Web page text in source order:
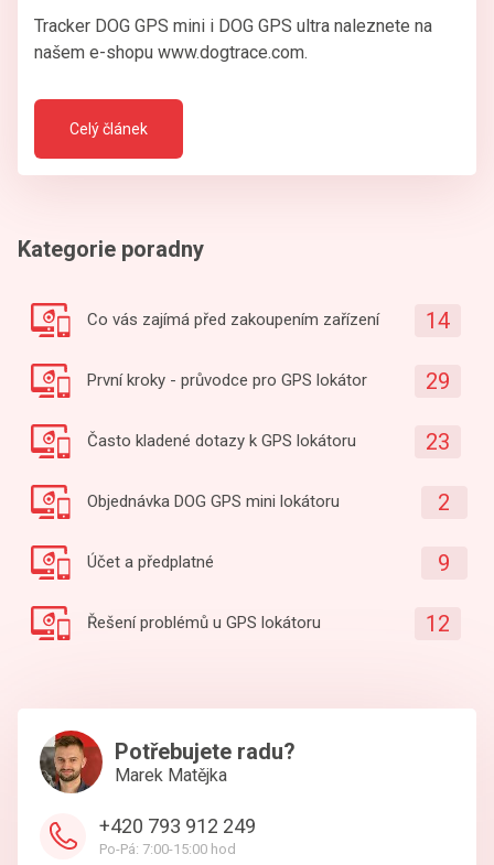
Tracker DOG GPS mini i DOG GPS ultra naleznete na
našem e-shopu www.dogtrace.com.
Celý článek
Kategorie poradny
Co vás zajímá před zakoupením zařízení 14
První kroky - průvodce pro GPS lokátor 29
Často kladené dotazy k GPS lokátoru 23
Objednávka DOG GPS mini lokátoru 2
Účet a předplatné 9
Řešení problémů u GPS lokátoru 12
Potřebujete radu?
Marek Matějka
+420 793 912 249
Po-Pá: 7:00-15:00 hod